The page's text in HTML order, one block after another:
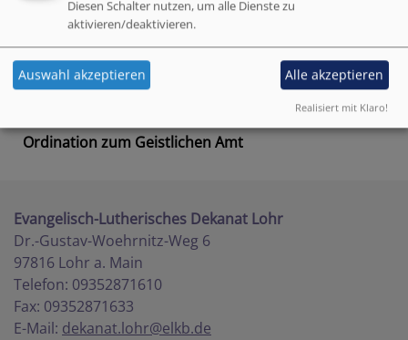
Theol. Hochschule Augustana der ELKB
Praxis: Vorbereitungsdienst (30 Monate) in
Gemeinde und im Predigerseminar
Abschluss: Theologische Anstellungsprüfung
Ordination zum Geistlichen Amt
Evangelisch-Lutherisches Dekanat Lohr
Dr.-Gustav-Woehrnitz-Weg 6
97816 Lohr a. Main
Telefon: 09352871610
Fax: 09352871633
E-Mail: dekanat.lohr@elkb.de
Diesen Schalter nutzen, um alle Dienste zu
aktivieren/deaktivieren.
Auswahl akzeptieren Alle akzeptieren
Realisiert mit Klaro!